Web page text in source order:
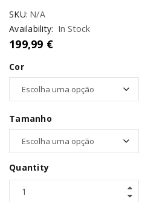
SKU: N/A
Availability: In Stock
199,99 €
Cor
Tamanho
Quantity